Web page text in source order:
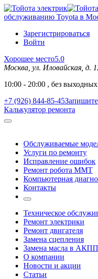
обслуживанию Toyota в
Зарегистрироваться
Войти
Хорошее место5.0
Москва, ул. Иловайская, д.
10:00 - 20:00 , без выходных
+7 (926) 844-85-45
Калькулятор ремонта
Обслуживаемые
Услуги по ремонту
Исправление ошибок
Ремонт робота MMT
Компьютерная
Контакты
Техническое
Ремонт электрики
Ремонт двигателя
Замена сцепления
Замена масла в АКПП
О компании
Новости и акции
Статьи